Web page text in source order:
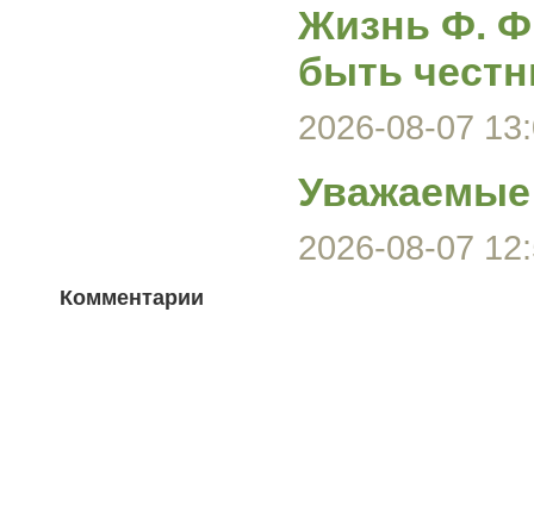
Жизнь Ф.
быть
2026-08-07
Уважаемые
2026-08-07
Комментарии